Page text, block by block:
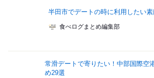
半田市でデートの時に利用したい素
食べログまとめ編集部
常滑デートで寄りたい！中部国際空
め29選